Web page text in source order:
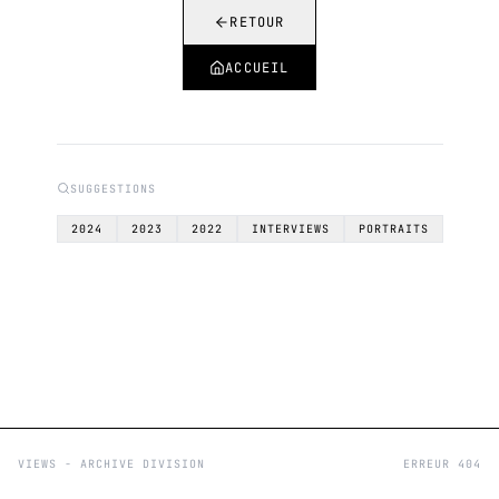
RETOUR
ACCUEIL
SUGGESTIONS
2024 2023 2022 INTERVIEWS PORTRAITS
VIEWS - ARCHIVE DIVISION ERREUR 404